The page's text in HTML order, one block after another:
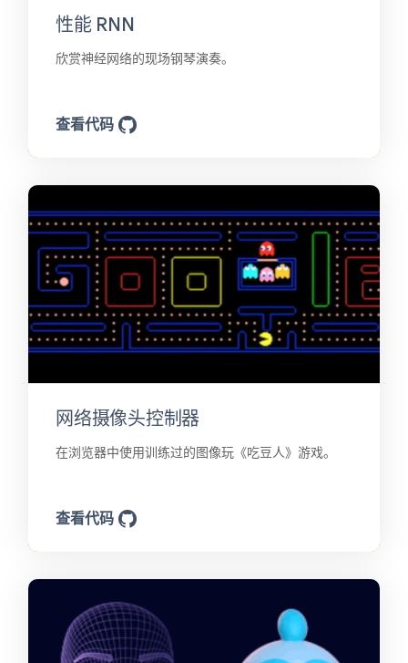
性能 RNN
欣赏神经网络的现场钢琴演奏。
查看代码
网络摄像头控制器
在浏览器中使用训练过的图像玩《吃豆人》游戏。
查看代码